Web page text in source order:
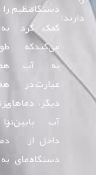
دارند:دستگاه
کمک
می‌کند.
به
عبارت
دیگر،
آب
داخل
دستگاه
تنظیم
کرد
که
آب
در
دماهای
پایین‌تر
از
دمای
را
به
تا
به